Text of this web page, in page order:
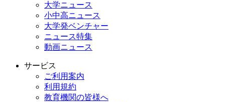
大学ニュース
小中高ニュース
大学発ベンチャー
ニュース特集
動画ニュース
サービス
ご利用案内
利用規約
教育機関の皆様へ